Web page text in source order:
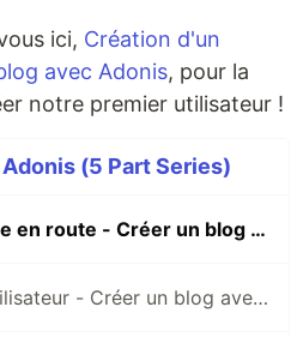
ici, Création d'un
avec Adonis, pour la
notre premier utilisateur !
(5 Part Series)
Objectifs et mise en route - Créer un blog avec Adonis
Création d'un utilisateur - Créer un blog avec Adonis